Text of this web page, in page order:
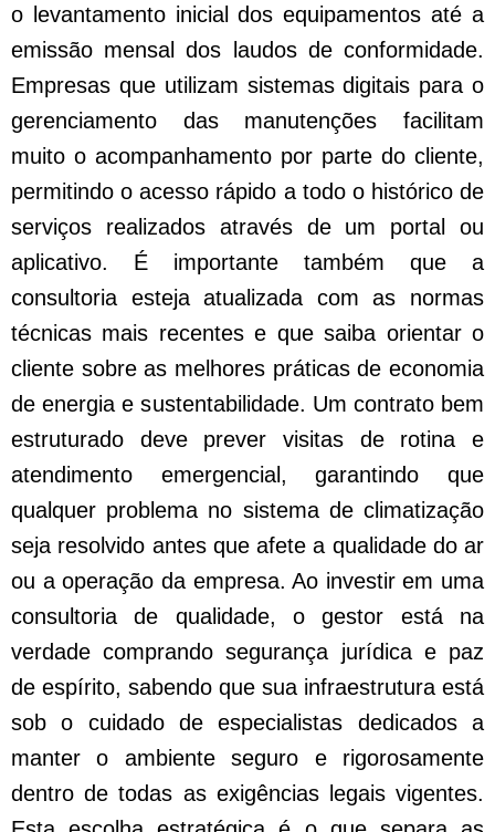
o levantamento inicial dos equipamentos até a
emissão mensal dos laudos de conformidade.
Empresas que utilizam sistemas digitais para o
gerenciamento das manutenções facilitam
muito o acompanhamento por parte do cliente,
permitindo o acesso rápido a todo o histórico de
serviços realizados através de um portal ou
aplicativo. É importante também que a
consultoria esteja atualizada com as normas
técnicas mais recentes e que saiba orientar o
cliente sobre as melhores práticas de economia
de energia e sustentabilidade. Um contrato bem
estruturado deve prever visitas de rotina e
atendimento emergencial, garantindo que
qualquer problema no sistema de climatização
seja resolvido antes que afete a qualidade do ar
ou a operação da empresa. Ao investir em uma
consultoria de qualidade, o gestor está na
verdade comprando segurança jurídica e paz
de espírito, sabendo que sua infraestrutura está
sob o cuidado de especialistas dedicados a
manter o ambiente seguro e rigorosamente
dentro de todas as exigências legais vigentes.